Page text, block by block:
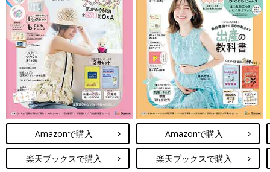
Amazonで購入
楽天ブックスで購入
Amazonで購入
楽天ブックスで購入